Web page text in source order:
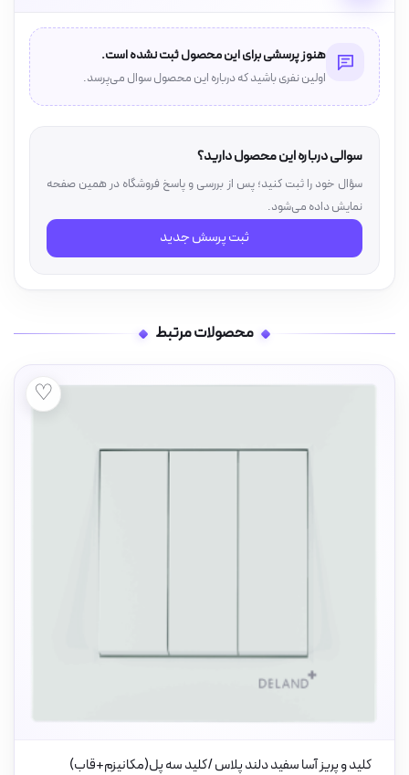
هنوز پرسشی برای این محصول ثبت نشده است.
اولین نفری باشید که درباره این محصول سوال می‌پرسد.
سوالی درباره این محصول دارید؟
سؤال خود را ثبت کنید؛ پس از بررسی و پاسخ فروشگاه در همین صفحه
نمایش داده می‌شود.
ثبت پرسش جدید
محصولات مرتبط
♡
کلید و پریز آسا سفید دلند پلاس /کلید سه پل(مکانیزم+قاب)